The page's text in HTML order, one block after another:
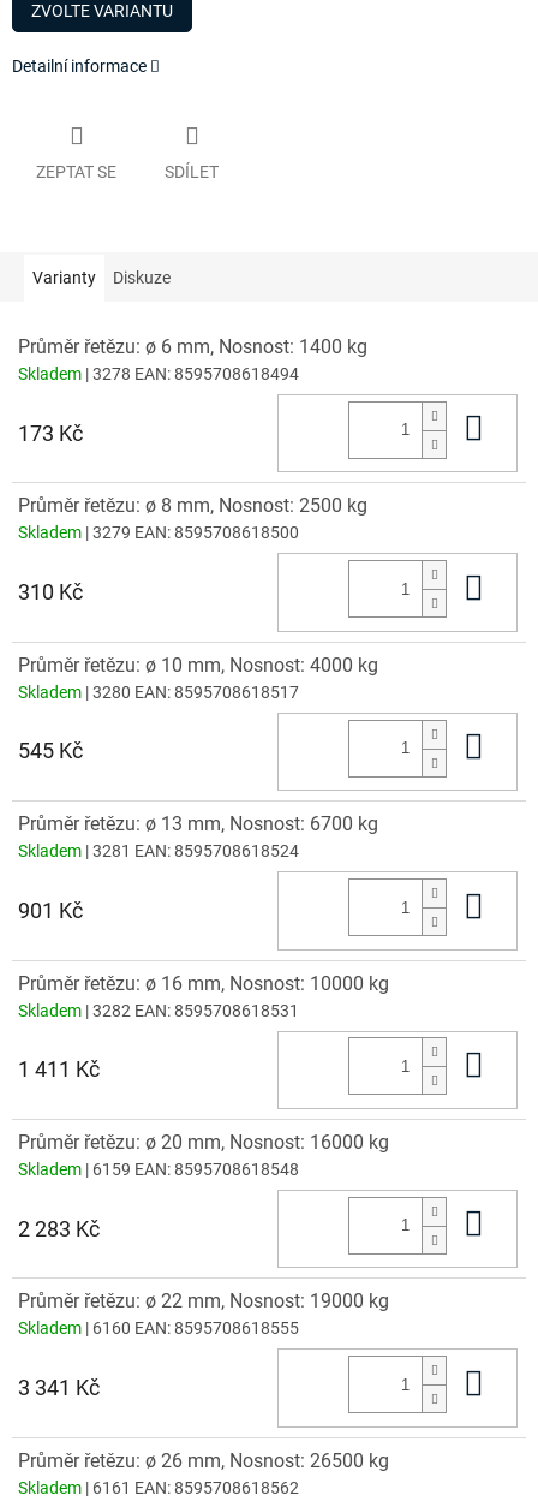
cena:
ZVOLTE VARIANTU
Detailní informace
ZEPTAT SE SDÍLET
Varianty Diskuze
Průměr řetězu: ø 6 mm, Nosnost: 1400 kg
Skladem | 3278 EAN:8595708618494
173 Kč
Průměr řetězu: ø 8 mm, Nosnost: 2500 kg
Skladem | 3279 EAN:8595708618500
310 Kč
Průměr řetězu: ø 10 mm, Nosnost: 4000 kg
Skladem | 3280 EAN:8595708618517
545 Kč
Průměr řetězu: ø 13 mm, Nosnost: 6700 kg
Skladem | 3281 EAN:8595708618524
901 Kč
Průměr řetězu: ø 16 mm, Nosnost: 10000 kg
Skladem | 3282 EAN:8595708618531
1 411 Kč
Průměr řetězu: ø 20 mm, Nosnost: 16000 kg
Skladem | 6159 EAN:8595708618548
2 283 Kč
Průměr řetězu: ø 22 mm, Nosnost: 19000 kg
Skladem | 6160 EAN:8595708618555
3 341 Kč
Průměr řetězu: ø 26 mm, Nosnost: 26500 kg
Skladem | 6161 EAN:8595708618562